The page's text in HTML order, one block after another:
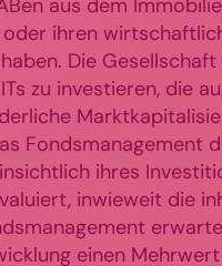
aus dem
ihren
Die
zu investieren, die
Fondsmanagement
ihres
inwieweit die
einen